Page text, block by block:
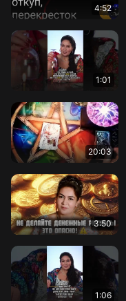
4:52
1:01
20:03
3:50
1:06